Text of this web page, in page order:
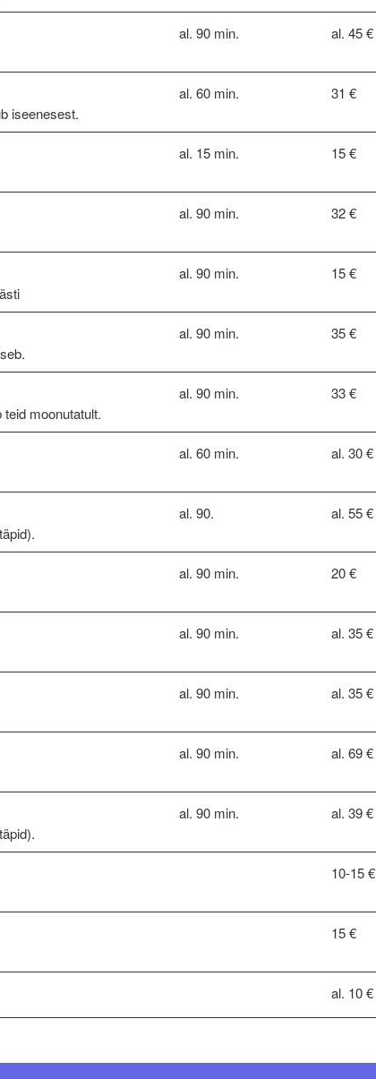
al. 90 min. al. 45 €
iseenesest.
al. 60 min. 31 €
al. 15 min. 15 €
al. 90 min. 32 €
al. 90 min. 15 €
al. 90 min. 35 €
moonutatult.
al. 90 min. 33 €
al. 60 min. al. 30 €
al. 90. al. 55 €
al. 90 min. 20 €
al. 90 min. al. 35 €
al. 90 min. al. 35 €
al. 90 min. al. 69 €
al. 90 min. al. 39 €
10-15 €
15 €
al. 10 €